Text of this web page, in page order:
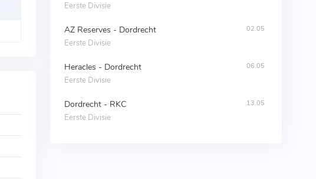
Eerste Divisie
AZ Reserves - Dordrecht
Eerste Divisie
02.05
Heracles - Dordrecht
Eerste Divisie
06.05
Dordrecht - RKC
Eerste Divisie
13.05